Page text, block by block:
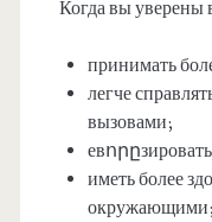
Когда вы уверены
принимать
легче
вызовами;
евորըзировать
иметь более
окружающими;